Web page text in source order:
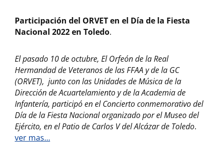
Participación del ORVET en el Día de la Fiesta
Nacional 2022 en Toledo.
El pasado 10 de octubre, El Orfeón de la Real
Hermandad de Veteranos de las FFAA y de la GC
(ORVET), junto con las Unidades de Música de la
Dirección de Acuartelamiento y de la Academia de
Infantería, participó en el Concierto conmemorativo del
Día de la Fiesta Nacional organizado por el Museo del
Ejército, en el Patio de Carlos V del Alcázar de Toledo.
ver mas…